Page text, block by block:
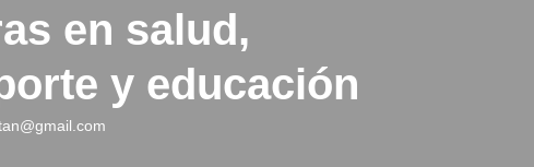
en salud,
y educación